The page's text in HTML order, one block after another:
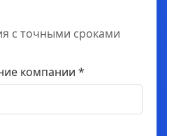
с точными сроками
компании *